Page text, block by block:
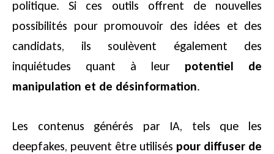
politique. Si ces outils offrent de nouvelles
possibilités pour promouvoir des idées et des
candidats, ils soulèvent également des
inquiétudes quant à leur potentiel de
manipulation et de désinformation.
Les contenus générés par IA, tels que les
deepfakes, peuvent être utilisés pour diffuser de